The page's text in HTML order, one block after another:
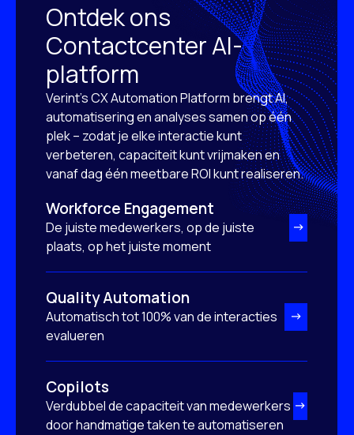
Ontdek ons
Contactcenter AI-
platform
Verint’s CX Automation Platform brengt AI,
automatisering en analyses samen op één
plek – zodat je elke interactie kunt
verbeteren, capaciteit kunt vrijmaken en
vanaf dag één meetbare ROI kunt realiseren.
Workforce Engagement
De juiste medewerkers, op de juiste
plaats, op het juiste moment
Quality Automation
Automatisch tot 100% van de interacties
evalueren
Copilots
Verdubbel de capaciteit van medewerkers
door handmatige taken te automatiseren